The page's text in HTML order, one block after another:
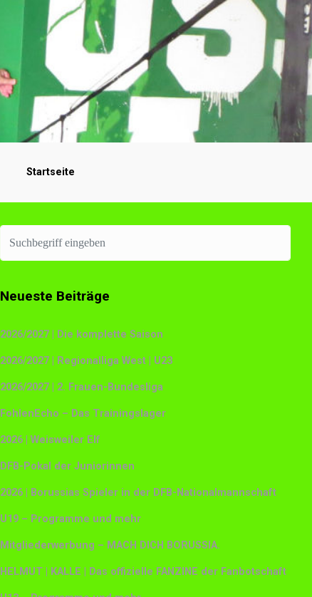
Startseite
Neueste Beiträge
2026/2027 | Die komplette Saison
2026/2027 | Regionalliga West | U23
2026/2027 | 2. Frauen-Bundesliga
FohlenEcho – Das Trainingslager
2026 | Weisweiler Elf
DFB-Pokal der Juniorinnen
2026 | Borussias Spieler in der DFB-Nationalmannschaft
U19 – Programme und mehr
Mitgliederwerbung – MACH DICH BORUSSIA.
HELMUT | KALLE | Das offizielle FANZINE der Fanbotschaft